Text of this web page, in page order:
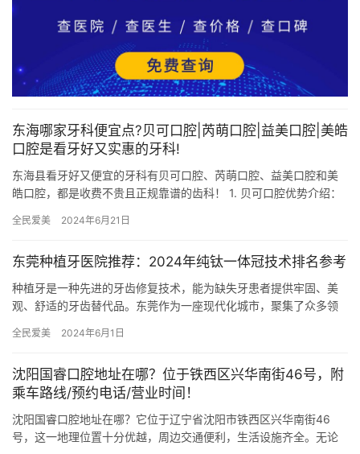
东海哪家牙科便宜点?贝可口腔|芮萌口腔|益美口腔|美皓
口腔是看牙好又实惠的牙科!
东海县看牙好又便宜的牙科有贝可口腔、芮萌口腔、益美口腔和美
皓口腔，都是收费不贵且正规靠谱的齿科！ 1. 贝可口腔优势介绍：
全民爱美 2024年6月21日
东莞种植牙医院推荐：2024年纯钛一体冠技术排名参考
种植牙是一种先进的牙齿修复技术，能为缺失牙患者提供牢固、美
观、舒适的牙齿替代品。东莞作为一座现代化城市，聚集了众多领
腔医…
全民爱美 2024年6月1日
沈阳国睿口腔地址在哪？位于铁西区兴华南街46号，附
乘车路线/预约电话/营业时间！
沈阳国睿口腔地址在哪？它位于辽宁省沈阳市铁西区兴华南街46
号，这一地理位置十分优越，周边交通便利，生活设施齐全。无论